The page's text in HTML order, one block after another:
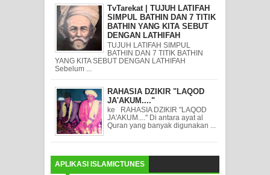
TvTarekat | TUJUH LATIFAH
SIMPUL BATHIN DAN 7 TITIK
BATHIN YANG KITA SEBUT
DENGAN LATHIFAH
TUJUH LATIFAH SIMPUL
BATHIN DAN 7 TITIK BATHIN
YANG KITA SEBUT DENGAN LATHIFAH
Sebelum ...
RAHASIA DZIKIR "LAQOD
JA'AKUM...."
ke RAHASIA DZIKIR "LAQOD
JA'AKUM...." Di antara ayat al
Quran yang banyak digunakan ...
APLIKASI ISLAMICTUNES